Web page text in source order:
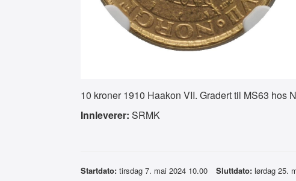
10 kroner 1910 Haakon VII. Gradert til MS63 hos
Innleverer: SRMK
Startdato: tirsdag 7. mai 2024 10.00 Sluttdato: lørdag 25.